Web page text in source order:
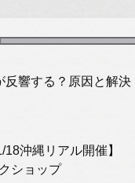
反響する？原因と解決
18沖縄リアル開催】
ショップ